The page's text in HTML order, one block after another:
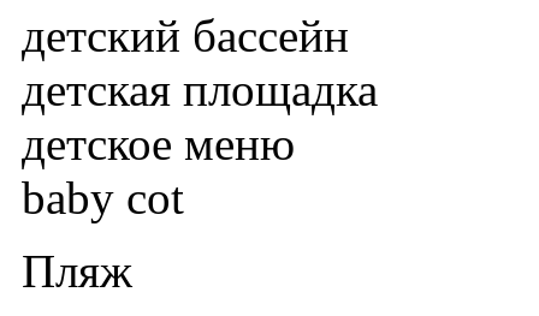
детский бассейн
детская площадка
детское меню
baby cot
Пляж